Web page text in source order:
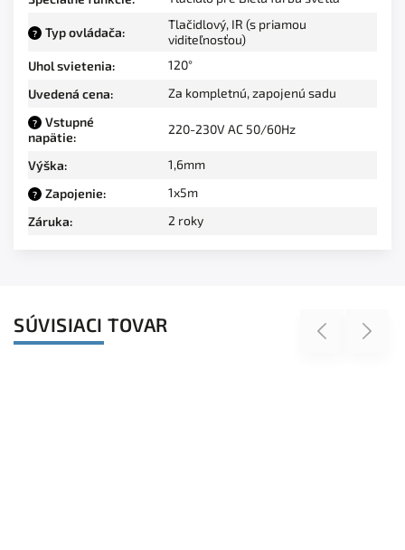
? Typ ovládača:
Tlačidlový, IR (s priamou
viditeľnosťou)
Uhol svietenia:
120°
Uvedená cena: Za kompletnú, zapojenú sadu
?
Vstupné
napätie:
220-230V AC 50/60Hz
Výška: 1,6mm
? Zapojenie:
1x5m
Záruka: 2 roky
SÚVISIACI TOVAR Previous Next